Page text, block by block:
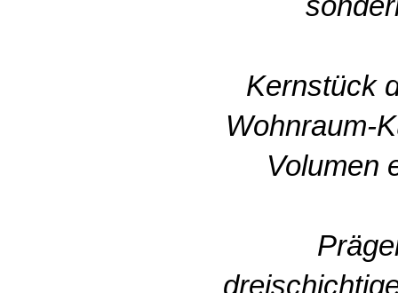
Kernstück
Wohnraum-
Volumen